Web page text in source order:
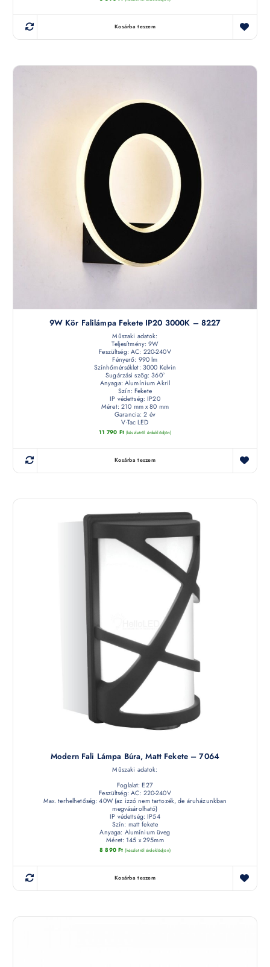
Kosárba teszem
9W Kör Falilámpa Fekete IP20 3000K – 8227
Műszaki adatok:
Teljesítmény: 9W
Feszültség: AC: 220-240V
Fényerő: 990 lm
Színhőmérséklet: 3000 Kelvin
Sugárzási szög: 360°
Anyaga: Alumínium Akril
Szín: Fekete
IP védettség: IP20
Méret: 210 mm x 80 mm
Garancia: 2 év
V-Tac LED
11 790 Ft (készletről érdeklődjön)
Kosárba teszem
Modern Fali Lámpa Búra, Matt Fekete – 7064
Műszaki adatok:
Foglalat: E27
Feszültség: AC: 220-240V
Max. terhelhetőség: 40W (az izzó nem tartozék, de áruházunkban
megvásárolható)
IP védettség: IP54
Szín: matt fekete
Anyaga: Alumínium üveg
Méret: 145 x 295mm
8 890 Ft (készletről érdeklődjön)
Kosárba teszem